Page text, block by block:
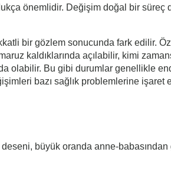
önemlidir. Değişim doğal bir süreç
bir gözlem sonucunda fark edilir.
kaldıklarında açılabilir, kimi
olabilir. Bu gibi durumlar genellikle
bazı sağlık problemlerine işaret
büyük oranda anne-